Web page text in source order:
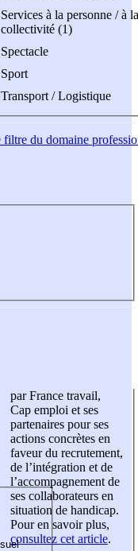
Services à la personne / à la
collectivité (1)
Spectacle
Sport
Transport / Logistique
du domaine
par France travail,
Cap emploi et ses
partenaires pour ses
actions concrètes en
faveur du recrutement,
de l’intégration et de
l’accompagnement de
ses collaborateurs en
situation de handicap.
Pour en savoir plus,
consultez cet article.